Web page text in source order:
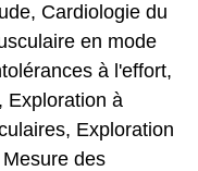
Cardiologie du
en mode
à l'effort,
Exploration à
Exploration
des